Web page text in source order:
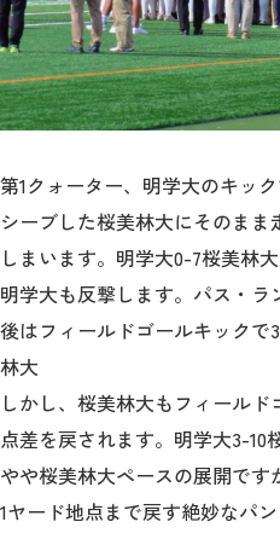
入試情報サイト
2026年9月入学者向け 新
（外部サイト）
第1クォーター、明学大のキッ
シーブした桜美林大にそのま
しまいます。明学大0-7桜美林大
明学大も反撃します。パス・
後はフィールドゴールキック
林大
しかし、桜美林大もフィールド
点差を戻されます。明学大3-10
やや桜美林大ペースの展開で
1ヤード地点まで戻す絶妙なパ